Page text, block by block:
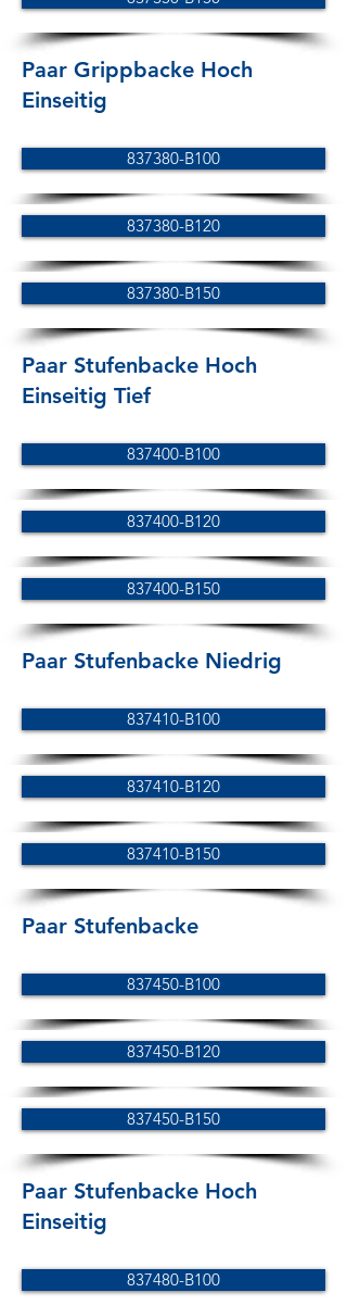
Paar Grippbacke Hoch
Einseitig
837380-B100
837380-B120
837380-B150
Paar Stufenbacke Hoch
Einseitig Tief
837400-B100
837400-B120
837400-B150
Paar Stufenbacke Niedrig
837410-B100
837410-B120
837410-B150
Paar Stufenbacke
837450-B100
837450-B120
837450-B150
Paar Stufenbacke Hoch
Einseitig
837480-B100